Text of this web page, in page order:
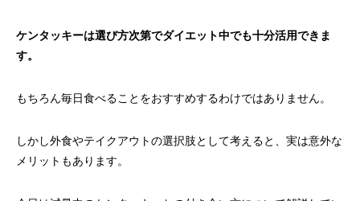
ケンタッキーは選び方次第でダイエット中でも十分活用できま
す。
もちろん毎日食べることをおすすめするわけではありません。
しかし外食やテイクアウトの選択肢として考えると、実は意外な
メリットもあります。